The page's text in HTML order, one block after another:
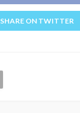
SHARE ON TWITTER